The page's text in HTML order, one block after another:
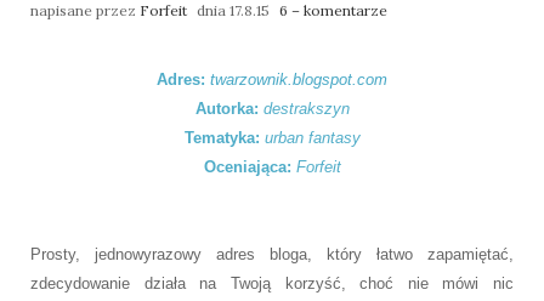
napisane przez Forfeit dnia 17.8.15 6 – komentarze
Adres: twarzownik.blogspot.com
Autorka: destrakszyn
Tematyka: urban fantasy
Oceniająca: Forfeit
Prosty, jednowyrazowy adres bloga, który łatwo zapamiętać,
zdecydowanie działa na Twoją korzyść, choć nie mówi nic